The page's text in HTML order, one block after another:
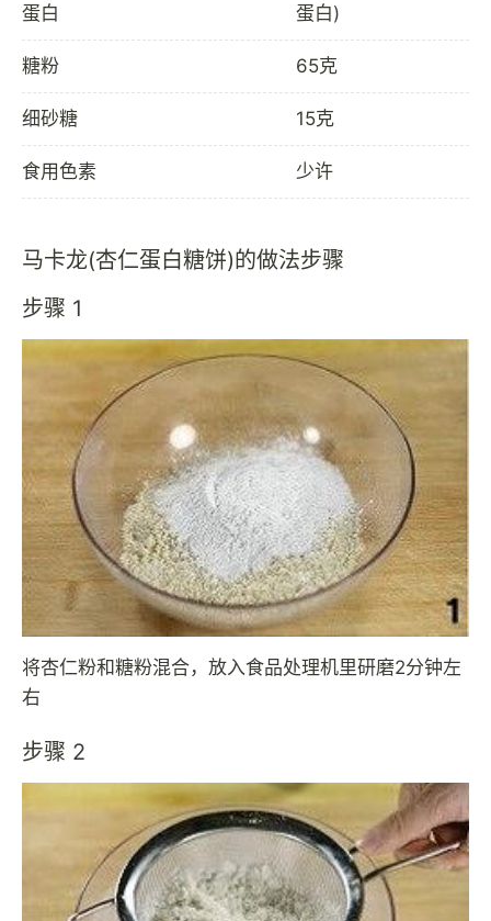
蛋白
蛋白)
糖粉 65克
细砂糖 15克
食用色素 少许
马卡龙(杏仁蛋白糖饼)的做法步骤
步骤 1
将杏仁粉和糖粉混合，放入食品处理机里研磨2分钟左
右
步骤 2